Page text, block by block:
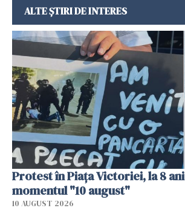
ALTE ȘTIRI DE INTERES
Protest în Piața Victoriei, la 8
momentul "10 august"
10 AUGUST 2026